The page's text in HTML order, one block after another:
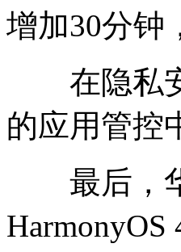
增加30分钟
在隐私安
的应用管控
最后，华
HarmonyOS